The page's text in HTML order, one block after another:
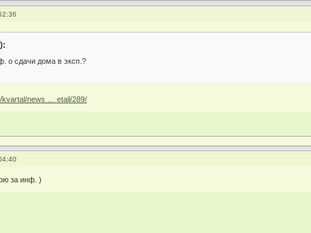
о сдачи дома в эксп.?
kvartal/news … etail/289/
за инф. )